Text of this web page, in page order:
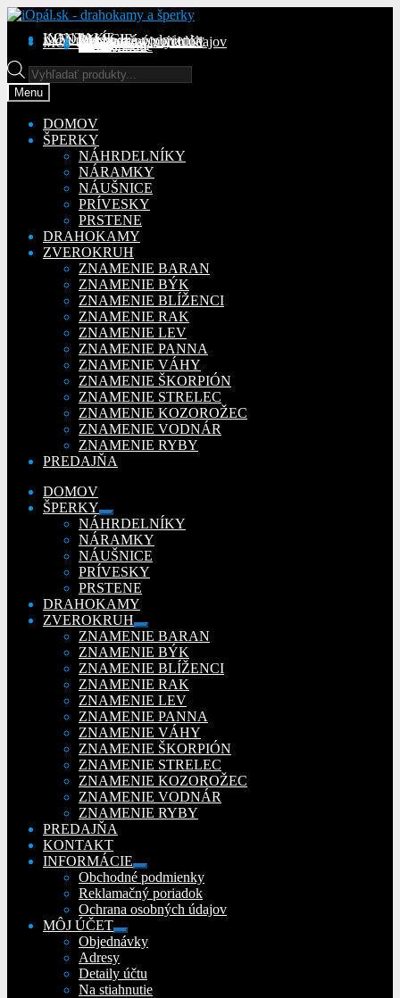
Preskočiť
navigáciu
Preskočiť
obsah
KONTAKT
INFORMÁCIE
Obchodné podmienky
Reklamačný poriadok
Ochrana osobných údajov
MÔJ ÚČETObjednávky
Adresy
Detaily účtu
Na stiahnutie
Products
search
Menu
DOMOV
ŠPERKY
NÁHRDELNÍKY
NÁRAMKY
NÁUŠNICE
PRÍVESKY
PRSTENE
DRAHOKAMY
ZVEROKRUH
ZNAMENIE BARAN
ZNAMENIE BÝK
ZNAMENIE BLÍŽENCI
ZNAMENIE RAK
ZNAMENIE LEV
ZNAMENIE PANNA
ZNAMENIE VÁHY
ZNAMENIE ŠKORPIÓN
ZNAMENIE STRELEC
ZNAMENIE KOZOROŽEC
ZNAMENIE VODNÁR
ZNAMENIE RYBY
PREDAJŇA
DOMOV
ŠPERKY
Rozbaliť
podradené
menu
NÁHRDELNÍKY
NÁRAMKY
NÁUŠNICE
PRÍVESKY
PRSTENE
DRAHOKAMY
ZVEROKRUH
Rozbaliť
podradené
menu
ZNAMENIE BARAN
ZNAMENIE BÝK
ZNAMENIE BLÍŽENCI
ZNAMENIE RAK
ZNAMENIE LEV
ZNAMENIE PANNA
ZNAMENIE VÁHY
ZNAMENIE ŠKORPIÓN
ZNAMENIE STRELEC
ZNAMENIE KOZOROŽEC
ZNAMENIE VODNÁR
ZNAMENIE RYBY
PREDAJŇA
KONTAKT
INFORMÁCIE
Rozbaliť
podradené
menu
Obchodné podmienky
Reklamačný poriadok
Ochrana osobných údajov
MÔJ ÚČET
Rozbaliť
podradené
Objednávky
Adresy
Detaily účtu
Na stiahnutie